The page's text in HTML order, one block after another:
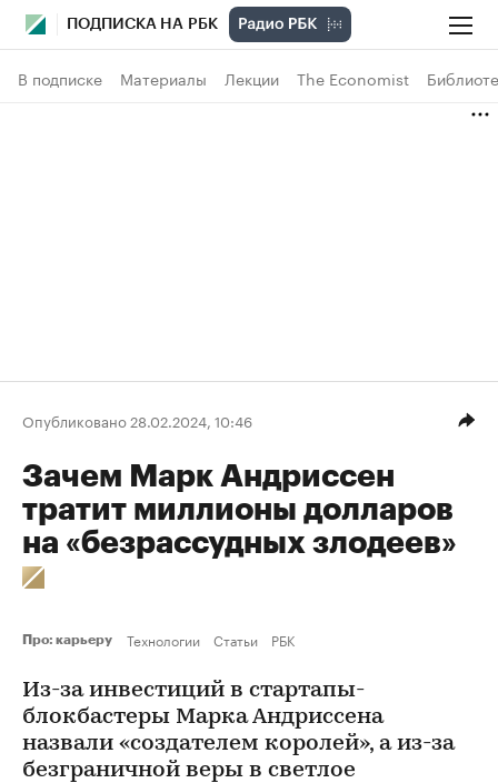
ПОДПИСКА НА РБК
В подписке Материалы Лекции The Economist
Опубликовано 28.02.2024, 10:46
Зачем Марк Андриссен
тратит миллионы долларов
на «безрассудных злодеев»
Про: карьеру Технологии Статьи РБК
Из-за инвестиций в стартапы-
блокбастеры Марка Андриссена
назвали «создателем королей», а из-за
безграничной веры в светлое